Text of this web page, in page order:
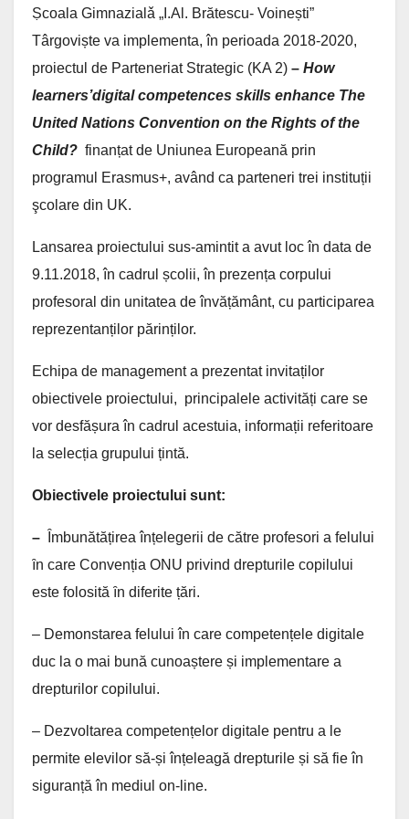
Ṣcoala Gimnazialǎ „I.Al. Brătescu- Voinești”
Târgoviște va implementa, în perioada 2018-2020,
proiectul de Parteneriat Strategic (KA 2) – How
learners’digital competences skills enhance The
United Nations Convention on the Rights of the
Child? finanțat de Uniunea Europeană prin
programul Erasmus+, având ca parteneri trei instituții
şcolare din UK.
Lansarea proiectului sus-amintit a avut loc în data de
9.11.2018, în cadrul școlii, în prezența corpului
profesoral din unitatea de învățământ, cu participarea
reprezentanților părinților.
Echipa de management a prezentat invitaților
obiectivele proiectului, principalele activități care se
vor desfășura în cadrul acestuia, informații referitoare
la selecția grupului țintă.
Obiectivele proiectului sunt:
–
Ȋmbunătățirea înțelegerii de către profesori a felului
ȋn care Convenția ONU privind drepturile copilului
este folosită ȋn diferite țări.
– Demonstarea felului în care competențele digitale
duc la o mai bună cunoaștere și implementare a
drepturilor copilului.
– Dezvoltarea competențelor digitale pentru a le
permite elevilor să-și înțeleagă drepturile și să fie în
siguranță în mediul on-line.